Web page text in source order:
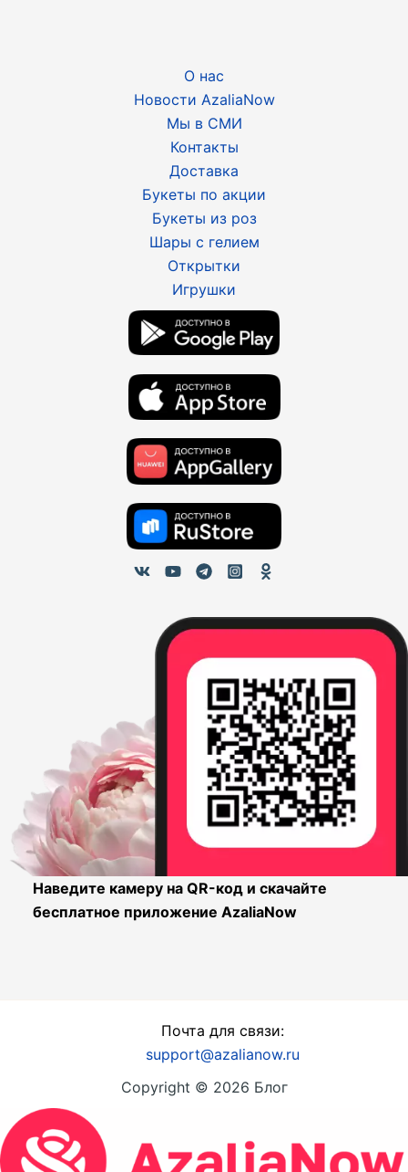
О нас
Новости AzaliaNow
Мы в СМИ
Контакты
Доставка
Букеты по акции
Букеты из роз
Шары с гелием
Открытки
Игрушки
Наведите камеру на QR-код и скачайте
бесплатное приложение AzaliaNow
Почта для связи:
support@azalianow.ru
Copyright © 2026 Блог